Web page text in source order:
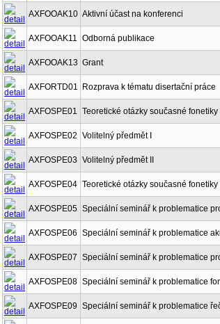
AXFOOAK10 Aktivní účast na konferenci
AXFOOAK11 Odborná publikace
AXFOOAK13 Grant
AXFORTD01 Rozprava k tématu disertační práce
AXFOSPE01 Teoretické otázky současné
AXFOSPE02 Volitelný předmět I
AXFOSPE03 Volitelný předmět II
AXFOSPE04 Teoretické otázky současné
AXFOSPE05 Speciální seminář k problematice
AXFOSPE06 Speciální seminář k problematice
AXFOSPE07 Speciální seminář k problematice
AXFOSPE08 Speciální seminář k problematice
AXFOSPE09 Speciální seminář k problematice